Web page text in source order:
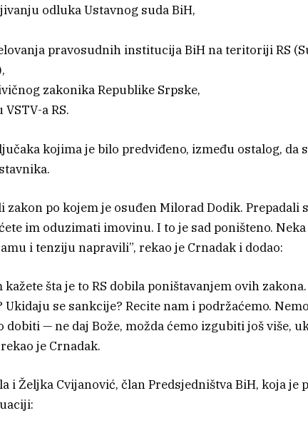
odluka Ustavnog suda BiH,
pravosudnih institucija BiH na teritoriji RS
zakonika Republike Srpske,
a RS.
kojima je bilo predviđeno, između ostalog, da
zakon po kojem je osuđen Milorad Dodik. Prepadali
im oduzimati imovinu. I to je sad poništeno.
i tenziju napravili”, rekao je Crnadak i dodao:
kažete šta je to RS dobila poništavanjem ovih
se sankcije? Recite nam i podržaćemo.
dobiti — ne daj Bože, možda ćemo izgubiti još više,
je Crnadak.
i Željka Cvijanović, član Predsjedništva BiH, koja je